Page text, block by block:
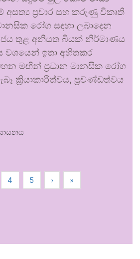
ප්‍රචාර සහ කරුණු විකෘති
රෝග සඳහා ලබාදෙන
තුළ අනියත බියක් නිර්මාණය
වශයෙන් ඉතා අහිතකර
මඟින් ප්‍රධාන මානසික රෝග
ක්‍රියාකාරීත්වය, ප්‍රචණ්ඩත්වය
4 5 › »